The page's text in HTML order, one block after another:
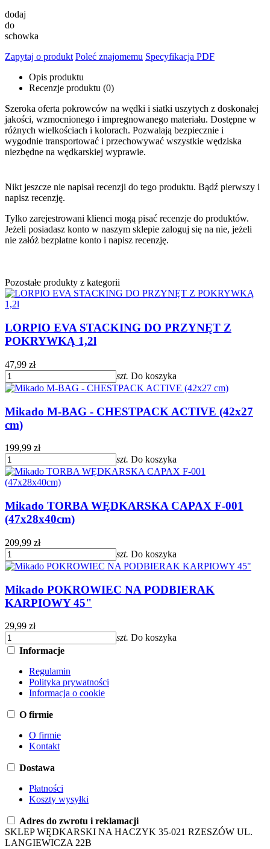
dodaj
do
schowka
Zapytaj o produkt Poleć znajomemu Specyfikacja PDF
Opis produktu
Recenzje produktu (0)
Szeroka oferta pokrowców na wędki i siatki uszytych z doskonałej
jakości, wzmocnionego i impregnowanego materiału. Dostępne w
różnych wielkościach i kolorach. Pozwalają bezpiecznie i
wygodnie transportować i przechowywać wszystkie wędziska
niezbędne na wędkarskiej wyprawie.
Nikt jeszcze nie napisał recenzji do tego produktu. Bądź pierwszy i
napisz recenzję.
Tylko zarejestrowani klienci mogą pisać recenzje do produktów.
Jeżeli posiadasz konto w naszym sklepie zaloguj się na nie, jeżeli
nie załóż bezpłatne konto i napisz recenzję.
Pozostałe produkty z kategorii
LORPIO EVA STACKING DO PRZYNĘT Z
POKRYWKĄ 1,2l
47,99 zł
szt. Do koszyka
Mikado M-BAG - CHESTPACK ACTIVE (42x27
cm)
199,99 zł
szt. Do koszyka
Mikado TORBA WĘDKARSKA CAPAX F-001
(47x28x40cm)
209,99 zł
szt. Do koszyka
Mikado POKROWIEC NA PODBIERAK
KARPIOWY 45"
29,99 zł
szt. Do koszyka
Informacje
Regulamin
Polityka prywatności
Informacja o cookie
O firmie
O firmie
Kontakt
Dostawa
Płatności
Koszty wysyłki
Adres do zwrotu i reklamacji
SKLEP WĘDKARSKI NA HACZYK 35-021 RZESZÓW UL.
LANGIEWICZA 22B